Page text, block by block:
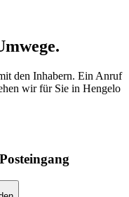
den Inhabern. Ein Anruf
wir für Sie in Hengelo